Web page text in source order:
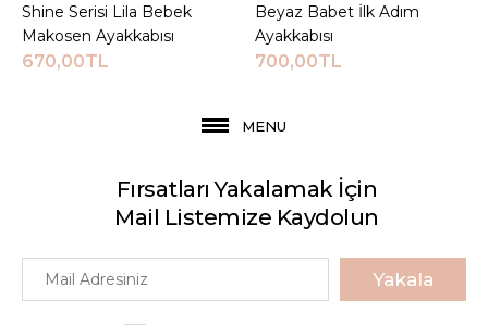
Sepete Ekle
Shine Serisi Lila Bebek
Makosen Ayakkabısı
670,00TL
Sepete Ekle
Beyaz Babet İlk Adım
Ayakkabısı
700,00TL
MENU
Fırsatları Yakalamak İçin
Mail Listemize Kaydolun
Yakala